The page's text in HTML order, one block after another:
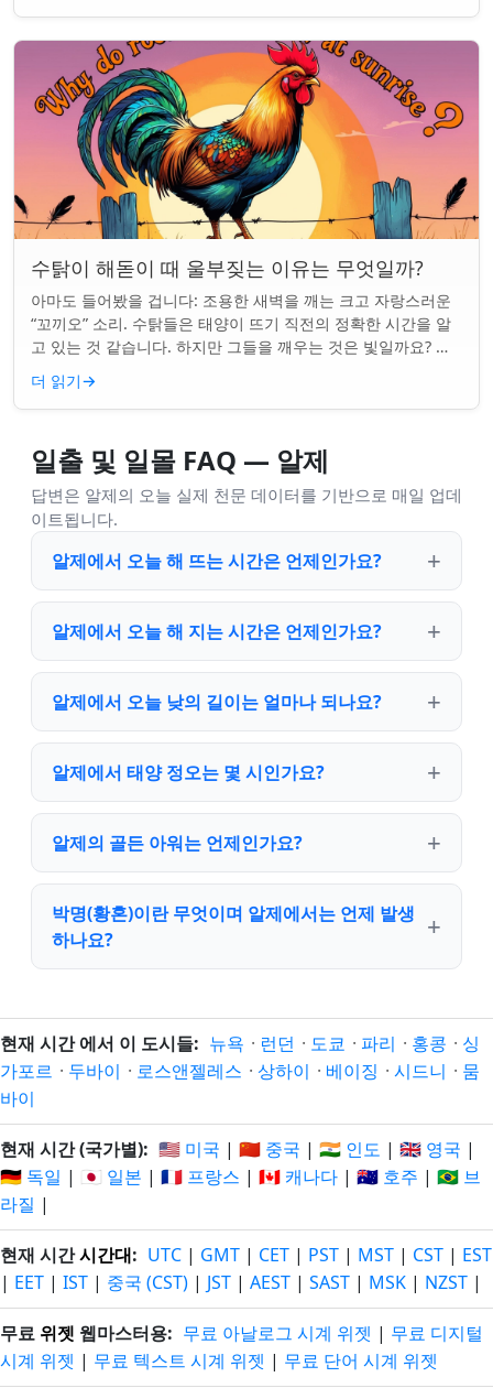
수탉이 해돋이 때 울부짖는 이유는 무엇일까?
아마도 들어봤을 겁니다: 조용한 새벽을 깨는 크고 자랑스러운
“꼬끼오” 소리. 수탉들은 태양이 뜨기 직전의 정확한 시간을 알
고 있는 것 같습니다. 하지만 그들을 깨우는 것은 빛일까요? 아
니면 더 깊은 무언가일까요? ...
더 읽기→
일출 및 일몰 FAQ — 알제
답변은 알제의 오늘 실제 천문 데이터를 기반으로 매일 업데
이트됩니다.
알제에서 오늘 해 뜨는 시간은 언제인가요?
알제에서 오늘 해 지는 시간은 언제인가요?
알제에서 오늘 낮의 길이는 얼마나 되나요?
알제에서 태양 정오는 몇 시인가요?
알제의 골든 아워는 언제인가요?
박명(황혼)이란 무엇이며 알제에서는 언제 발생
하나요?
현재 시간 에서 이 도시들: 뉴욕 · 런던 · 도쿄 · 파리 · 홍콩 · 싱
가포르 · 두바이 · 로스앤젤레스 · 상하이 · 베이징 · 시드니 · 뭄
바이
현재 시간 (국가별): 🇺🇸 미국 | 🇨🇳 중국 | 🇮🇳 인도 | 🇬🇧 영국 |
🇩🇪 독일 | 🇯🇵 일본 | 🇫🇷 프랑스 | 🇨🇦 캐나다 | 🇦🇺 호주 | 🇧🇷 브
라질 |
현재 시간시간대: UTC | GMT | CET | PST | MST | CST | EST
| EET | IST | 중국 (CST) | JST | AEST | SAST | MSK | NZST |
무료 위젯 웹마스터용: 무료 아날로그 시계 위젯 | 무료 디지털
시계 위젯 | 무료 텍스트 시계 위젯 | 무료 단어 시계 위젯